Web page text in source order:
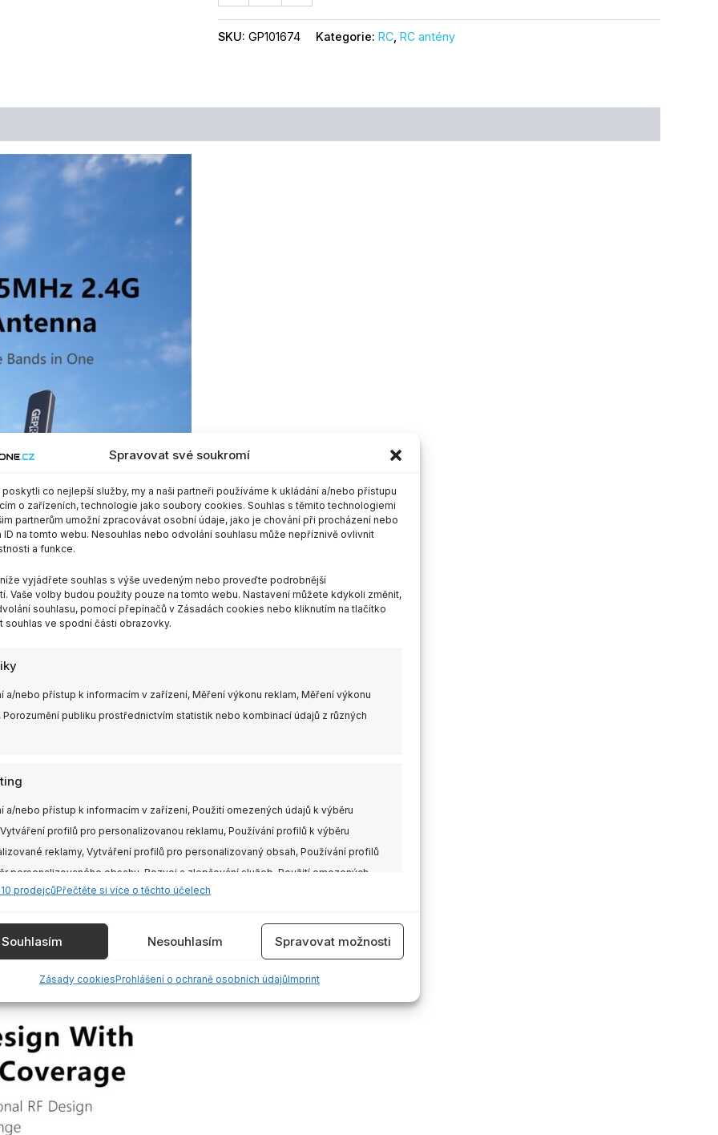
Spravovat své soukromí
co nejlepší služby, my a naši partneři používáme k ukládání a/nebo přístupu
o zařízeních, technologie jako soubory cookies. Souhlas s těmito technologiemi
partnerům umožní zpracovávat osobní údaje, jako je chování při procházení nebo
ID na tomto webu. Nesouhlas nebo odvolání souhlasu může nepříznivě ovlivnit
a funkce.
vyjádřete souhlas s výše uvedeným nebo proveďte podrobnější
Vaše volby budou použity pouze na tomto webu. Nastavení můžete kdykoli změnit,
souhlasu, pomocí přepínačů v Zásadách cookies nebo kliknutím na tlačítko
souhlas ve spodní části obrazovky.
a/nebo přístup k informacím v zařízení, Měření výkonu reklam, Měření výkonu
Porozumění publiku prostřednictvím statistik nebo kombinací údajů z různých
a/nebo přístup k informacím v zařízení, Použití omezených údajů k výběru
profilů pro personalizovanou reklamu, Používání profilů k výběru
reklamy, Vytváření profilů pro personalizovaný obsah, Používání profilů
personalizovaného obsahu, Rozvoj a zlepšování služeb, Použití omezených
obsahu.
Vždy aktivní
Identifikace zařízení na základě automaticky přenášených informací.
bezpečnosti, předcházení a zjišťování podvodů a
chyb, Poskytování a zobrazování reklamy a
Ukládání a sdělování voleb ochrany osobních údajů.
prodejcůPřečtěte si více o těchto účelech
Souhlasím Nesouhlasím Spravovat možnosti
Zásady cookiesProhlášení o ochraně osobních údajůImprint
SKU: GP101674 Kategorie: RC RC antény